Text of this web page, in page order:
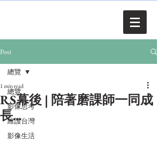
Post
總覽
影像思考
維護台灣
影像生活
總覽
RS幕後 | 陪著磨課師一同成
長...
1 min read